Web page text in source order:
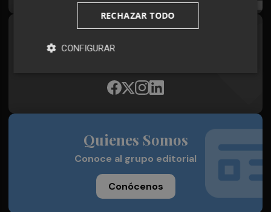
Síguenos en redes
Quienes Somos
Conoce al grupo editorial
Conócenos
RECHAZAR TODO
CONFIGURAR